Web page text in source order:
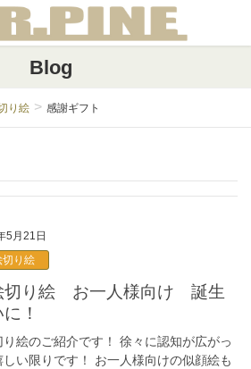
Blog
り絵 感謝ギフト
5月21日
切り絵
！
り絵のご紹介です！ 徐々に認知が広がっ
しい限りです！ お一人様向けの似顔絵も